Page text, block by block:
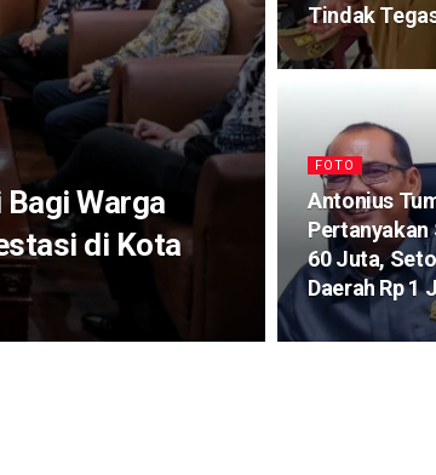
Warga
di Kota
Tindak
FOTO
Antonius
Pertanyakan
60 Juta,
Daerah Rp 1